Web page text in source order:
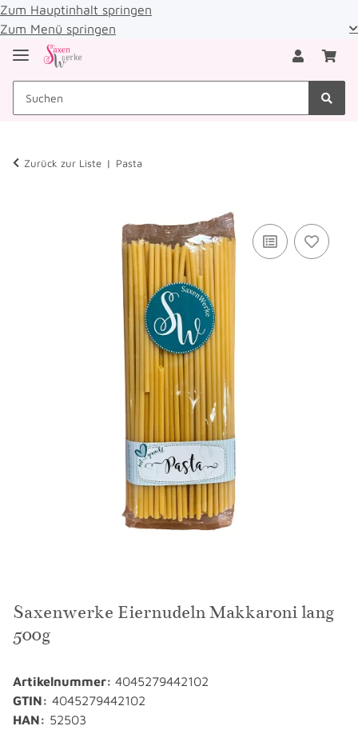
Zum Hauptinhalt springen
Zum Menü springen
Zurück zur Liste Pasta
Saxenwerke Eiernudeln Makkaroni lang
500g
Artikelnummer: 4045279442102
GTIN: 4045279442102
HAN: 52503